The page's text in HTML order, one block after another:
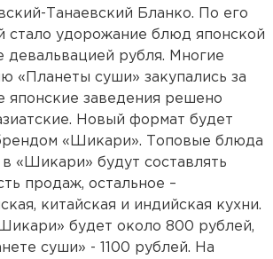
Танаевский Бланко. По его
стало удорожание блюд японской
девальвацией рубля. Многие
«Планеты суши» закупались за
японские заведения решено
Новый формат будет
«Шикари». Топовые блюда
«Шикари» будут составлять
продаж, остальное –
китайская и индийская кухни.
будет около 800 рублей,
суши» - 1100 рублей. На